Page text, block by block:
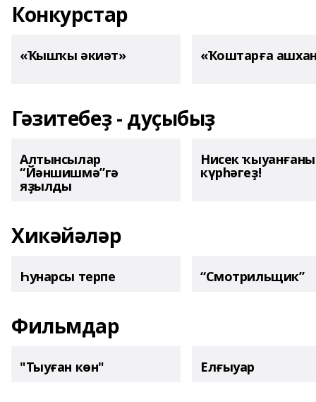
Конкурстар
«Ҡышҡы әкиәт» «Ҡоштарға
Гәзитебеҙ - дуҫыбыҙ
Алтынсылар
“Йәншишмә”гә
яҙылды
Нисек
күрһәгеҙ!
Хикәйәләр
Һунарсы терпе “Смотрильщик”
Фильмдар
"Тыуған көн" Елғыуар